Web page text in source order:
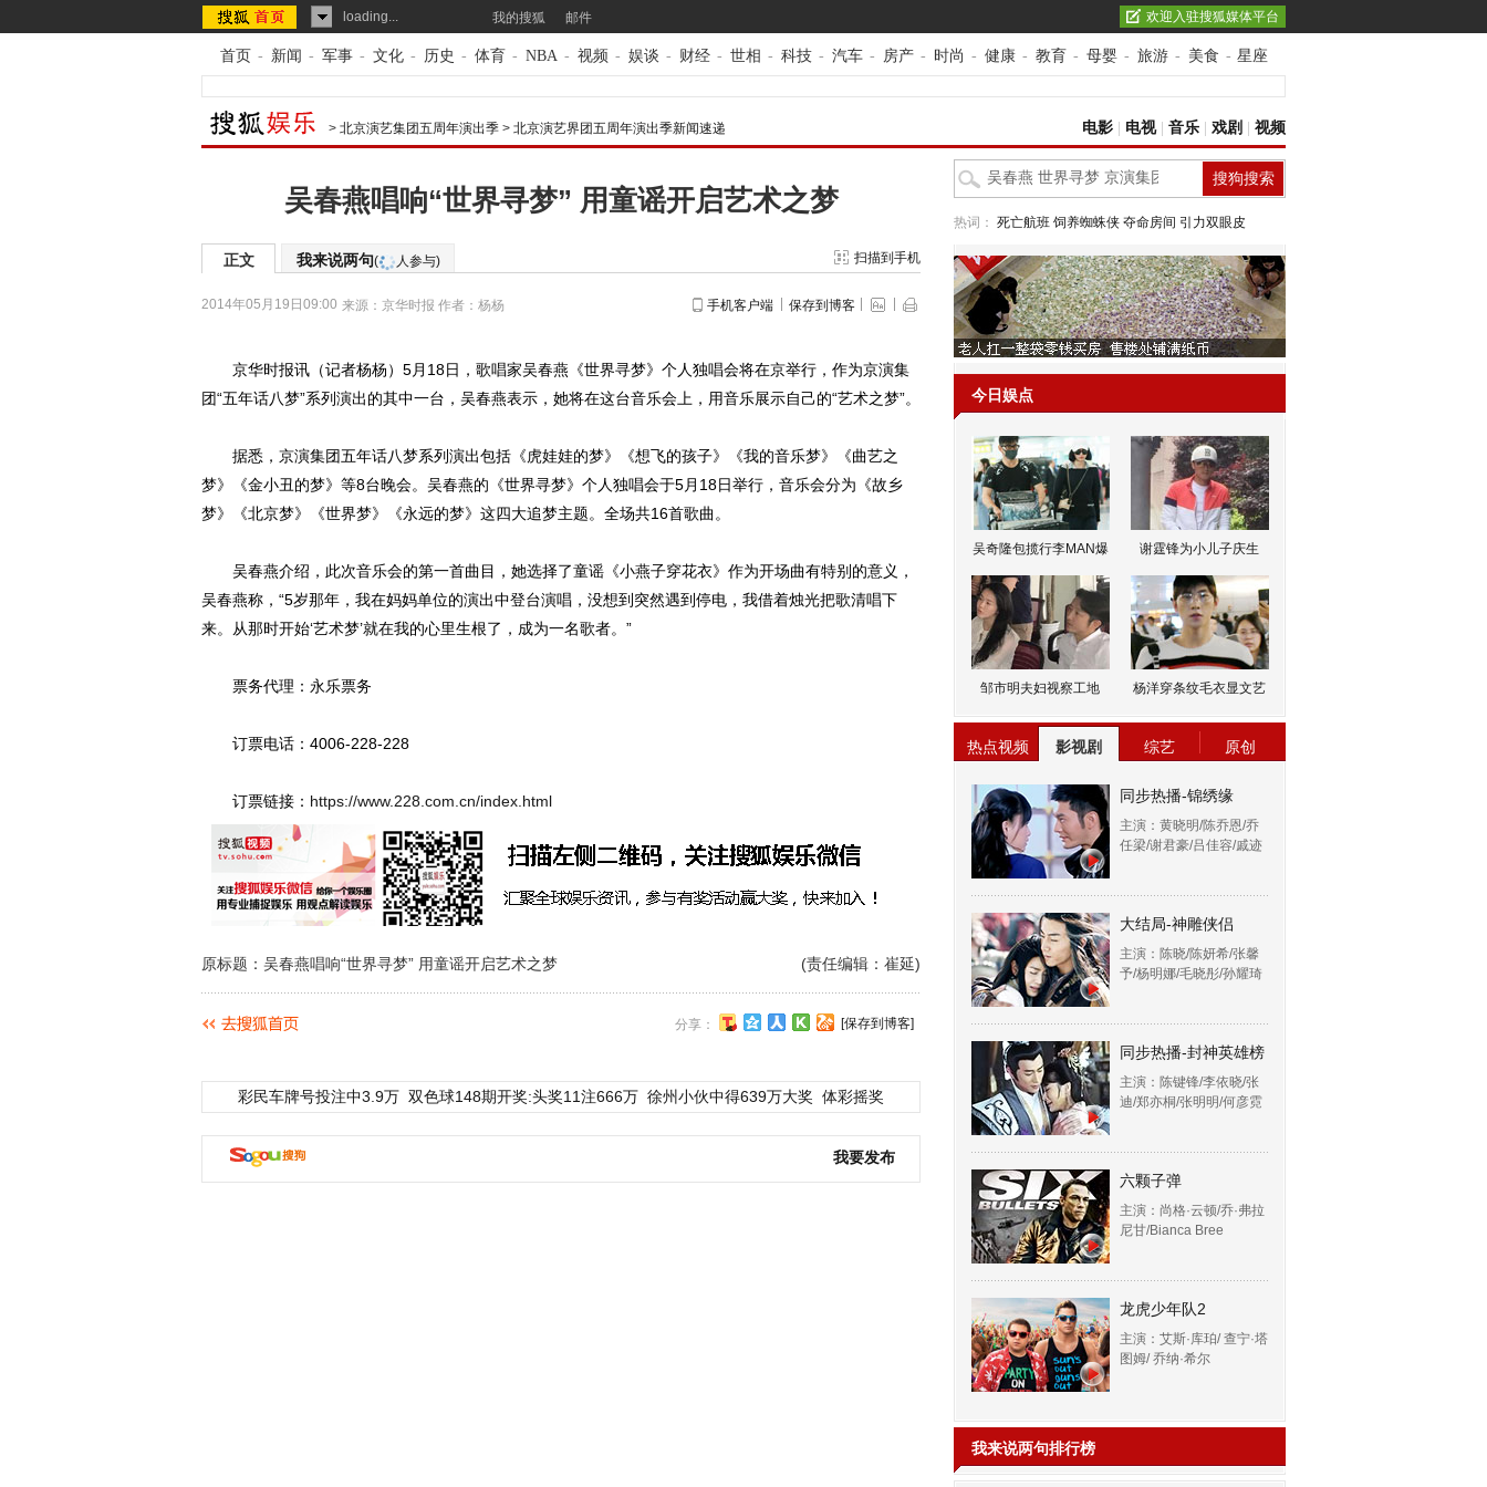
loading... 我的搜狐 邮件 欢迎入驻搜狐媒体平台
首页 - 新闻 - 军事 - 文化 - 历史 - 体育 - NBA - 视频 - 娱谈 - 财经 - 世相 - 科技 - 汽车 - 房产 - 时尚 - 健康 - 教育 - 母婴 - 旅游 - 美食 - 星座
> 北京演艺集团五周年演出季 > 北京演艺界团五周年演出季新闻速递 电影 电视| 音乐 戏剧 视频
吴春燕唱响“世界寻梦” 用童谣开启艺术之梦
正文 我来说两句( 人参与) 扫描到手机
2014年05月19日09:00 来源： 京华时报 作者：杨杨 手机客户端 保存到博客
京华时报讯（记者杨杨）5月18日，歌唱家吴春燕《世界寻梦》个人独唱会将在京举行，作为京演集
团“五年话八梦”系列演出的其中一台，吴春燕表示，她将在这台音乐会上，用音乐展示自己的“艺术之梦”。
据悉，京演集团五年话八梦系列演出包括《虎娃娃的梦》《想飞的孩子》《我的音乐梦》《曲艺之
梦》《金小丑的梦》等8台晚会。吴春燕的《世界寻梦》个人独唱会于5月18日举行，音乐会分为《故乡
梦》《北京梦》《世界梦》《永远的梦》这四大追梦主题。全场共16首歌曲。
吴春燕介绍，此次音乐会的第一首曲目，她选择了童谣《小燕子穿花衣》作为开场曲有特别的意义，
吴春燕称，“5岁那年，我在妈妈单位的演出中登台演唱，没想到突然遇到停电，我借着烛光把歌清唱下
来。从那时开始‘艺术梦’就在我的心里生根了，成为一名歌者。”
票务代理：永乐票务
订票电话：4006-228-228
订票链接： https://www.228.com.cn/index.html
(责任编辑：崔延)
原标题：吴春燕唱响“世界寻梦” 用童谣开启艺术之梦
分享： [保存到博客]
彩民车牌号投注中3.9万 双色球148期开奖:头奖11注666万 徐州小伙中得639万大奖 体彩摇奖
我要发布
热词： 死亡航班 饲养蜘蛛侠 夺命房间 引力双眼皮
今日娱点
吴奇隆包揽行李MAN爆 谢霆锋为小儿子庆生
邹市明夫妇视察工地 杨洋穿条纹毛衣显文艺
热点视频 影视剧 综艺 原创
同步热播-锦绣缘
主演：黄晓明/陈乔恩/乔
任梁/谢君豪/吕佳容/戚迹
大结局-神雕侠侣
主演：陈晓/陈妍希/张馨
予/杨明娜/毛晓彤/孙耀琦
同步热播-封神英雄榜
主演：陈键锋/李依晓/张
迪/郑亦桐/张明明/何彦霓
六颗子弹
主演：尚格·云顿/乔·弗拉
尼甘/Bianca Bree
龙虎少年队2
主演：艾斯·库珀/ 查宁·塔
图姆/ 乔纳·希尔
我来说两句排行榜